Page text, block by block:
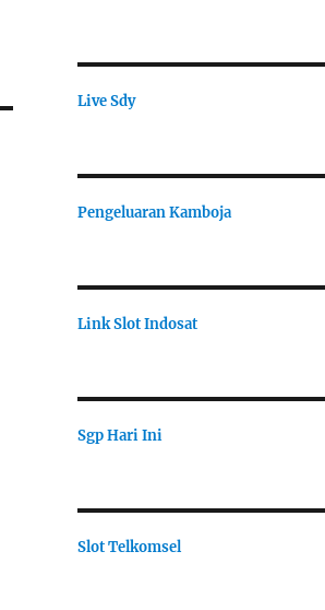
Live Sdy
Pengeluaran Kamboja
Link Slot Indosat
Sgp Hari Ini
Slot Telkomsel